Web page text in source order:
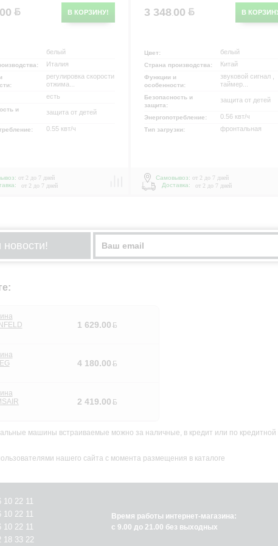
В КОРЗИНУ!
00
белый
Италия
регулировка скорости
отжима...
есть
и
защита от детей
0.55 квт/ч
от 2 до 7 дней
от 2 до 7 дней
В
3 348.00
Цвет: белый
Страна производства: Китай
Функции и
особенности:
звуковой сигнал ,
таймер...
Безопасность и
защита:
защита от детей
Энергопотребление: 0.56 квт/ч
Тип загрузки: фронтальная
Самовывоз: от 2 до 7 дней
Доставка:
от 2 до 7 дней
1 629.00
4 180.00
2 419.00
машины встраиваемые можно за наличные, в кредит или по кредитной
нашего сайта с момента размещения в каталоге
10 22 11
10 22 11
10 22 11
18 33 22
Время работы интернет-магазина:
с 9.00 до 21.00 без выходных